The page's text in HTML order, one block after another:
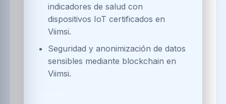
indicadores de salud con
dispositivos IoT certificados en
Viimsi.
Seguridad y anonimización de datos
sensibles mediante blockchain en
Viimsi.